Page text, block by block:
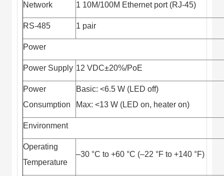
Network 1 10M/100M Ethernet port (RJ-45)
RS-485 1 pair
Power
Power Supply 12 VDC±20%/PoE
Power
Consumption
Basic: <6.5 W (LED off)
Max: <13 W (LED on, heater on)
Environment
Operating
Temperature
–30 °C to +60 °C (–22 °F to +140 °F)